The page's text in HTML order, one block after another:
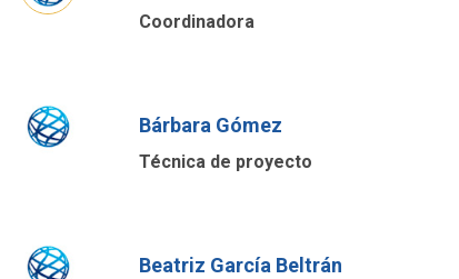
Coordinadora
Bárbara Gómez
Técnica de proyecto
Beatriz García Beltrán